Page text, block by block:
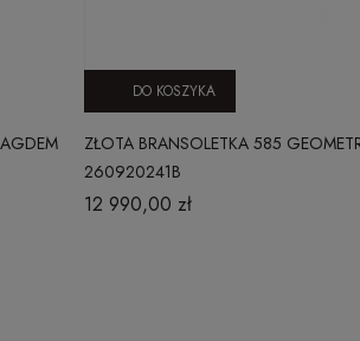
ZŁOTA BRANSOLETKA 585
260920241B
12 990,00 zł
DO KOSZYKA